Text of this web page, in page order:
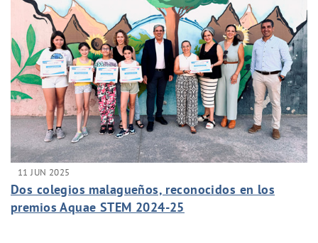
11 JUN 2025
Dos colegios malagueños, reconocidos en los
premios Aquae STEM 2024-25